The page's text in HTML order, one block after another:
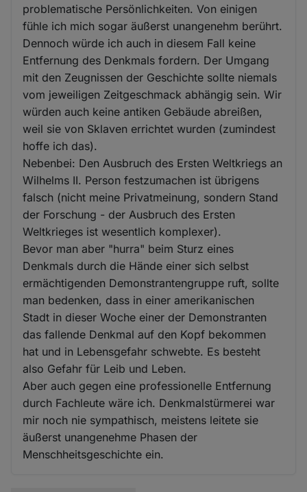
problematische Persönlichkeiten. Von einigen
fühle ich mich sogar äußerst unangenehm berührt.
Dennoch würde ich auch in diesem Fall keine
Entfernung des Denkmals fordern. Der Umgang
mit den Zeugnissen der Geschichte sollte niemals
vom jeweiligen Zeitgeschmack abhängig sein. Wir
würden auch keine antiken Gebäude abreißen,
weil sie von Sklaven errichtet wurden (zumindest
hoffe ich das).
Nebenbei: Den Ausbruch des Ersten Weltkriegs an
Wilhelms II. Person festzumachen ist übrigens
falsch (nicht meine Privatmeinung, sondern Stand
der Forschung - der Ausbruch des Ersten
Weltkrieges ist wesentlich komplexer).
Bevor man aber "hurra" beim Sturz eines
Denkmals durch die Hände einer sich selbst
ermächtigenden Demonstrantengruppe ruft, sollte
man bedenken, dass in einer amerikanischen
Stadt in dieser Woche einer der Demonstranten
das fallende Denkmal auf den Kopf bekommen
hat und in Lebensgefahr schwebte. Es besteht
also Gefahr für Leib und Leben.
Aber auch gegen eine professionelle Entfernung
durch Fachleute wäre ich. Denkmalstürmerei war
mir noch nie sympathisch, meistens leitete sie
äußerst unangenehme Phasen der
Menschheitsgeschichte ein.